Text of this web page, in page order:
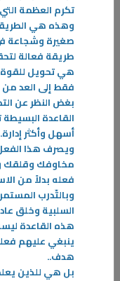
الوطنية… ممارسة يومية
في كل عام، ومع اقتراب
صوت الاحتفال بالوطن. غير أن
تكرم العظمة
وهذه هي
صغيرة وشجاعة
طريقة فعالة
هي تحويل
فقط إلى العد من
بغض النظر عن
القاعدة
أسهل وأكثر إدارة.
ويصرف هذا
مخاوفك وقلقك
فعله بدلاً من
وبالتّدرب
السلبية وخلق
هذه القاعدة
ينبغي عليهم
هدف..
بل هي للذين